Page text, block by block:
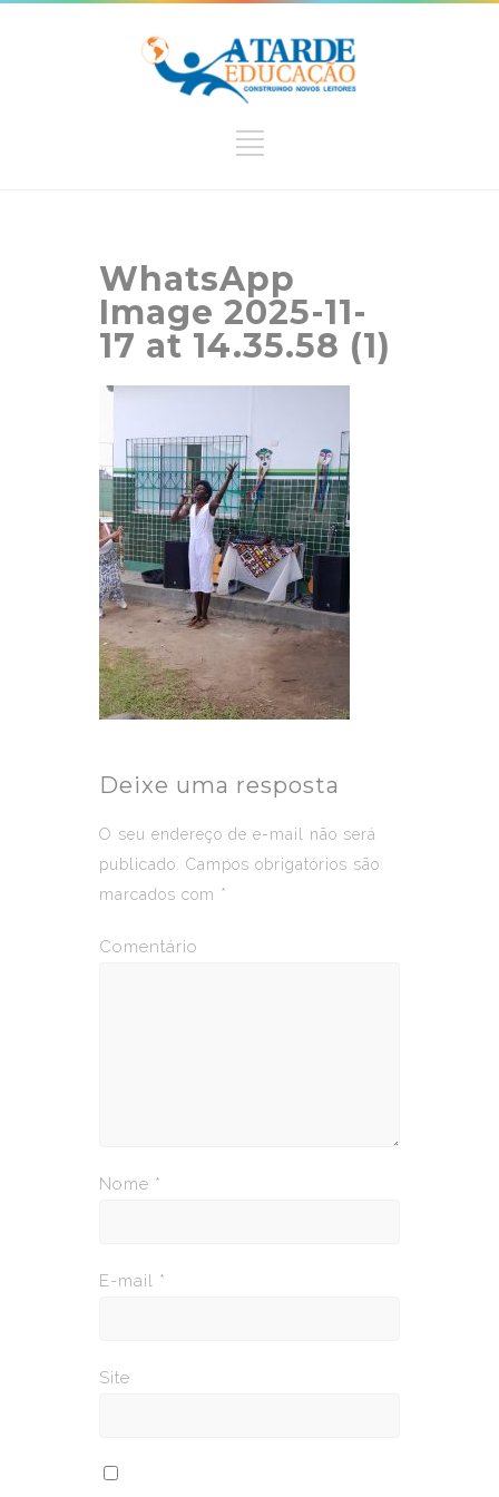
WhatsApp
Image 2025-11-
17 at 14.35.58 (1)
Deixe uma resposta
O seu endereço de e-mail não será
publicado.
Campos obrigatórios são
marcados com *
Comentário
Nome *
E-mail *
Site